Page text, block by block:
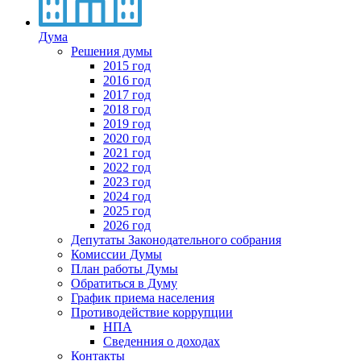
Дума
Решения думы
2015 год
2016 год
2017 год
2018 год
2019 год
2020 год
2021 год
2022 год
2023 год
2024 год
2025 год
2026 год
Депутаты Законодательного собрания
Комиссии Думы
План работы Думы
Обратиться в Думу
График приема населения
Противодействие коррупции
НПА
Сведенния о доходах
Контакты